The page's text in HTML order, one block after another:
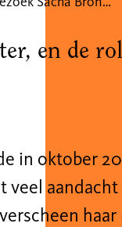
en de
in oktober
veel
haar